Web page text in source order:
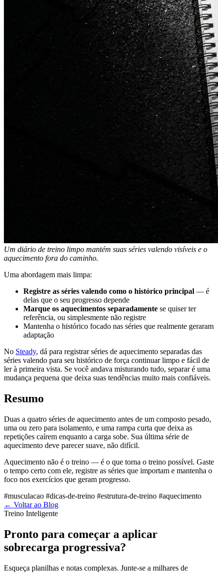
Um diário de treino limpo mantém suas séries valendo visíveis e o
aquecimento fora do caminho.
Uma abordagem mais limpa:
Registre as séries valendo como o histórico principal — é
delas que o seu progresso depende
Marque os aquecimentos separadamente se quiser ter
referência, ou simplesmente não registre
Mantenha o histórico focado nas séries que realmente geraram
adaptação
No Steady, dá para registrar séries de aquecimento separadas das
séries valendo para seu histórico de força continuar limpo e fácil de
ler à primeira vista. Se você andava misturando tudo, separar é uma
mudança pequena que deixa suas tendências muito mais confiáveis.
Resumo
Duas a quatro séries de aquecimento antes de um composto pesado,
uma ou zero para isolamento, e uma rampa curta que deixa as
repetições caírem enquanto a carga sobe. Sua última série de
aquecimento deve parecer suave, não difícil.
Aquecimento não é o treino — é o que torna o treino possível. Gaste
o tempo certo com ele, registre as séries que importam e mantenha o
foco nos exercícios que geram progresso.
#musculacao #dicas-de-treino #estrutura-de-treino #aquecimento
← Voltar ao Blog
Treino Inteligente
Pronto para começar a aplicar
sobrecarga progressiva?
Esqueça planilhas e notas complexas. Junte-se a milhares de